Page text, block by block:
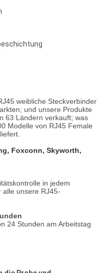
weibliche Steckverbinder
und unsere Produkte
63 Ländern verkauft; was
Modelle von RJ45 Female
Foxconn, Skyworth,
in jedem
alle unsere RJ45-
24 Stunden am Arbeitstag